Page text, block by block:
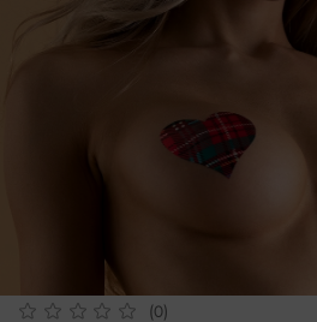
(0)